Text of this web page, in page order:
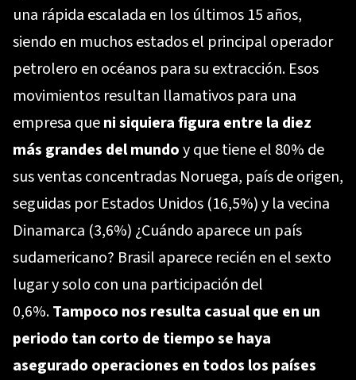
una rápida escalada en los últimos 15 años,
siendo en muchos estados el principal operador
petrolero en océanos para su extracción. Esos
movimientos resultan llamativos para una
empresa queni siquiera figura entre la diez
más grandes del mundoy que tiene el 80% de
sus ventas concentradas Noruega, país de origen,
seguidas por Estados Unidos (16,5%) y la vecina
Dinamarca (3,6%) ¿Cuándo aparece un país
sudamericano? Brasil aparece recién en el sexto
lugar y solo con una participación del
0,6%.Tampoco nos resulta casual que en un
periodo tan corto de tiempo se haya
asegurado operaciones en todos los países